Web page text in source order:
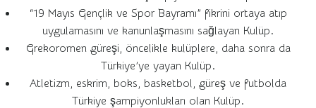
“19 Mayıs Gençlik ve Spor Bayramı” fikrini ortaya atıp
uygulamasını ve kanunlaşmasını sağlayan Kulüp.
Grekoromen güreşi, öncelikle kulüplere, daha sonra da
Türkiye’ye yayan Kulüp.
Atletizm, eskrim, boks, basketbol, güreş ve futbolda
Türkiye şampiyonlukları olan Kulüp.